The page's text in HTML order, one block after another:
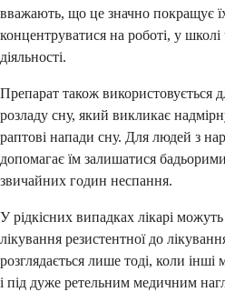
вважають, що це значно покращує
концентруватися на роботі, у
діяльності.
Препарат також використовується
розладу сну, який викликає
раптові напади сну. Для людей з
допомагає їм залишатися
звичайних годин неспання.
У рідкісних випадках лікарі
лікування резистентної до
розглядається лише тоді, коли інші
і під дуже ретельним медичним